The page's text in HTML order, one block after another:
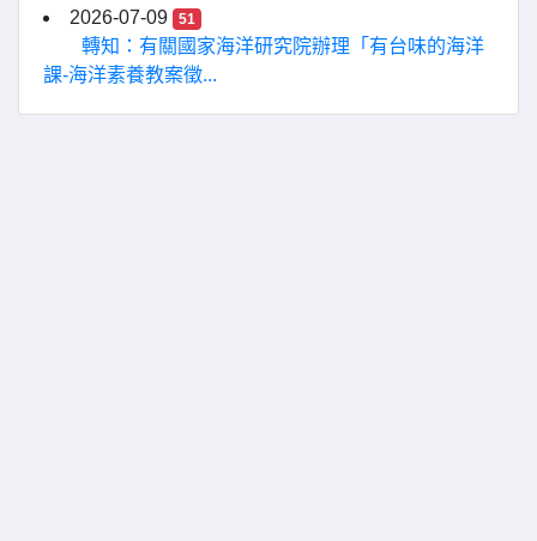
2026-07-09
51
轉知：有關國家海洋研究院辦理「有台味的海洋
課-海洋素養教案徵...